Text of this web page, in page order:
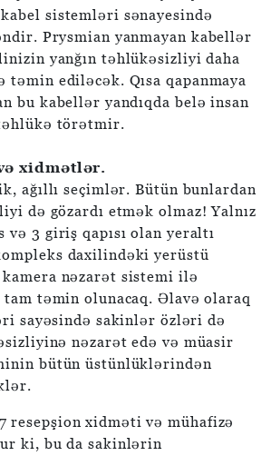
sistemləri sənayesində
Prysmian yanmayan kabellər
yanğın təhlükəsizliyi daha
təmin ediləcək. Qısa qapanmaya
bu kabellər yandıqda belə insan
təhlükə törətmir.
xidmətlər.
ağıllı seçimlər. Bütün bunlardan
də gözardı etmək olmaz! Yalnız
və 3 giriş qapısı olan yeraltı
daxilindəki yerüstü
nəzarət sistemi ilə
təmin olunacaq. Əlavə olaraq
sayəsində sakinlər özləri də
nəzarət edə və müasir
bütün üstünlüklərindən
resepşion xidməti və mühafizə
ki, bu da sakinlərin